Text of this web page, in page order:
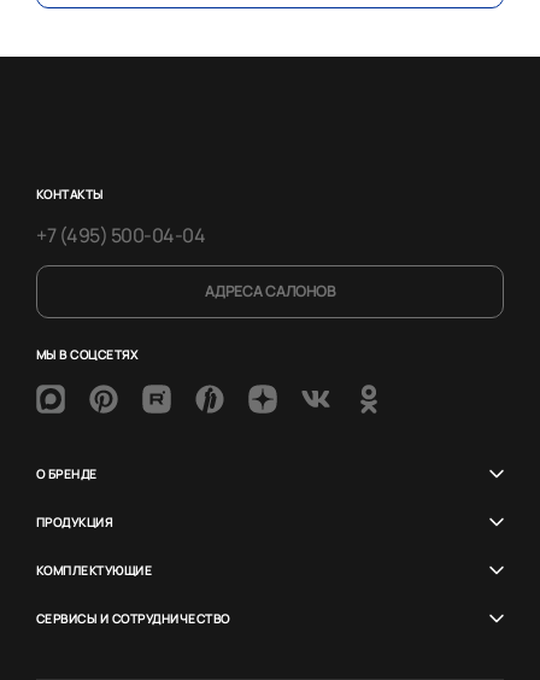
КОНТАКТЫ
+7 (495) 500-04-04
АДРЕСА САЛОНОВ
МЫ В СОЦСЕТЯХ
О БРЕНДЕ
ПРОДУКЦИЯ
КОМПЛЕКТУЮЩИЕ
СЕРВИСЫ И СОТРУДНИЧЕСТВО